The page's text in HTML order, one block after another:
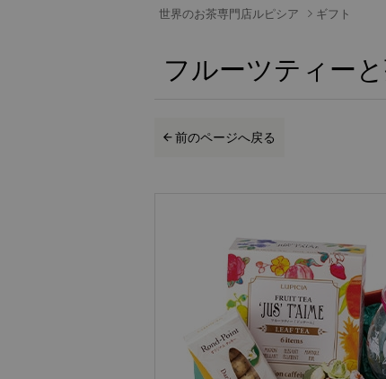
世界のお茶専門店ルピシア ギフト
フルーツティー
前のページへ戻る